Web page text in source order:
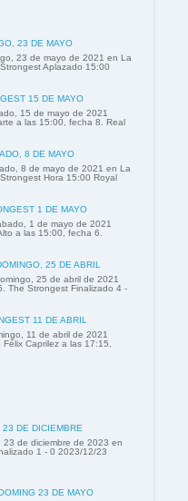
23 DE MAYO
23 de mayo de 2021 en La
Aplazado 15:00
15 DE MAYO
15 de mayo de 2021
a las 15:00, fecha 8. Real
8 DE MAYO
8 de mayo de 2021 en La
Hora 15:00 Royal
1 DE MAYO
1 de mayo de 2021
a las 15:00, fecha 6.
25 DE ABRIL
25 de abril de 2021
The Strongest Finalizado 4 -
11 DE ABRIL
11 de abril de 2021
Caprilez a las 17:15,
DE DICIEMBRE
de diciembre de 2023 en
1 - 0 2023/12/23
23 DE MAYO